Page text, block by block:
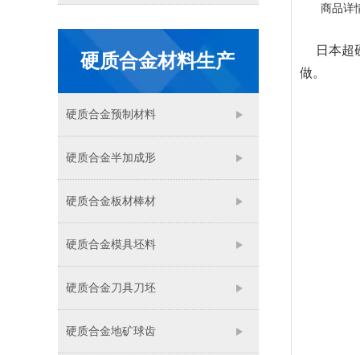
硬质合金材料生产
硬质合金预制材料
硬质合金半加成形
硬质合金板材棒材
硬质合金模具坯料
硬质合金刀具刀坯
硬质合金地矿球齿
商品详
日本超
做。